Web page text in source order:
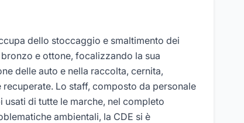
dello stoccaggio e smaltimento dei
e ottone, focalizzando la sua
delle auto e nella raccolta, cernita,
Lo staff, composto da personale
di tutte le marche, nel completo
ambientali, la CDE si è